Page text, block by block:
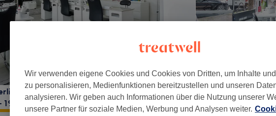
Charlottenburg, 10787
Wir verwenden eigene Cookies und Cookies von Dritten, um Inhalte
zu personalisieren, Medienfunktionen bereitzustellen und unseren
analysieren. Wir geben auch Informationen über die Nutzung unserer
unsere Partner für soziale Medien, Werbung und Analysen weiter.